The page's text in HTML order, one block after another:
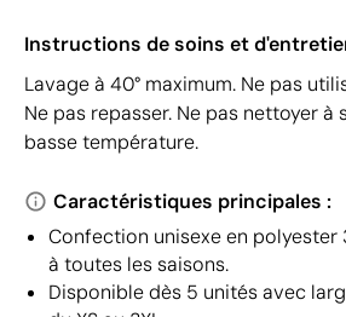
Instructions de soins et
Lavage à 40° maximum. Ne pas
Ne pas repasser. Ne pas nettoyer à
basse température.
Caractéristiques principales :
Confection unisexe en polyester
à toutes les saisons.
Disponible dès 5 unités avec